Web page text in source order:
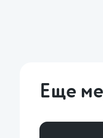
Еще